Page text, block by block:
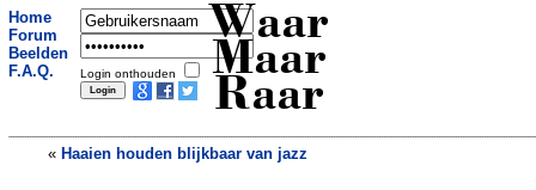
Home
Forum
Beelden
F.A.Q.
Login onthouden
Waar
Maar
Raar
« Haaien houden blijkbaar van jazz